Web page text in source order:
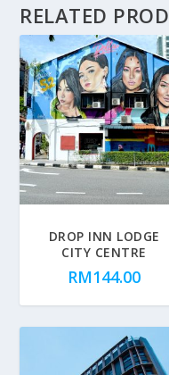
RELATED
DROP INN LODGE
CITY CENTRE
RM144.00